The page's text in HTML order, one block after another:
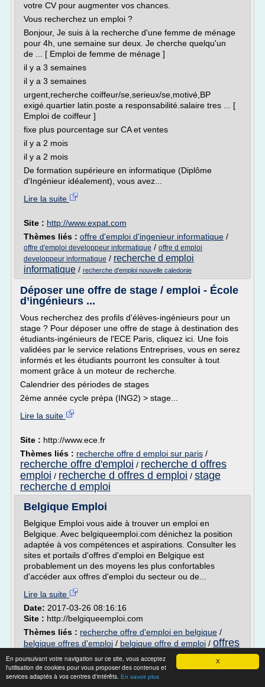
X
En poursuivant votre navigation sur ce site, vous acceptez
l'utilisation de cookies pour vous proposer des contenus et
services adaptés à vos centres d'intérêts. En savoir plus
votre CV pour augmenter vos chances.
Vous recherchez un emploi ?
Bonjour, Je suis à la recherche d'une femme de ménage
pour 4h, une semaine sur deux. Je cherche quelqu'un
de ... [ Emploi de femme de ménage ]
il y a 3 semaines
il y a 3 semaines
urgent,recherche coiffeur/se,serieux/se,motivé,BP
exigé.quartier latin.poste a responsabilité.salaire tres ... [
Emploi de coiffeur ]
fixe plus pourcentage sur CA et ventes
il y a 2 mois
il y a 2 mois
De formation supérieure en informatique (Diplôme
d'Ingénieur idéalement), vous avez...
Lire la suite
Site : http://www.expat.com
Thèmes liés : offre d'emploi d'ingenieur informatique /
offre d'emploi developpeur informatique / offre d emploi
developpeur informatique / recherche d emploi
informatique / recherche d'emploi nouvelle caledonie
Déposer une offre de stage / emploi - École
d’ingénieurs ...
Vous recherchez des profils d'élèves-ingénieurs pour un
stage ? Pour déposer une offre de stage à destination des
étudiants-ingénieurs de l'ECE Paris, cliquez ici. Une fois
validées par le service relations Entreprises, vous en serez
informés et les étudiants pourront les consulter à tout
moment grâce à un moteur de recherche.
Calendrier des périodes de stages
2ème année cycle prépa (ING2) > stage...
Lire la suite
Site : http://www.ece.fr
Thèmes liés : recherche offre d emploi sur paris /
recherche offre d'emploi / recherche d offres
emploi / recherche d offres d emploi / stage
recherche d emploi
Belgique Emploi
Belgique Emploi vous aide à trouver un emploi en
Belgique. Avec belgiqueemploi.com dénichez la position
adaptée à vos compétences et aspirations. Consulter les
sites et portails d'offres d'emploi en Belgique est
probablement un des moyens les plus confortables
d'accéder aux offres d'emploi du secteur ou de...
Lire la suite
Date: 2017-03-26 08:16:16
Site : http://belgiqueemploi.com
Thèmes liés : recherche offre d'emploi en belgique /
belgique offres d'emploi / belgique offre d emploi / offres
d'emploi pour l'ete
offre d emploi pour l ete
le-travail.org - Offres d'emploi France -